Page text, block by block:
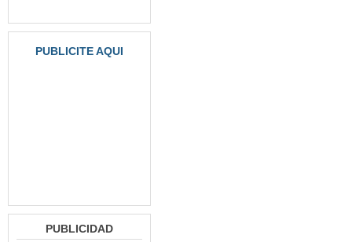
PUBLICITE AQUI
PUBLICIDAD